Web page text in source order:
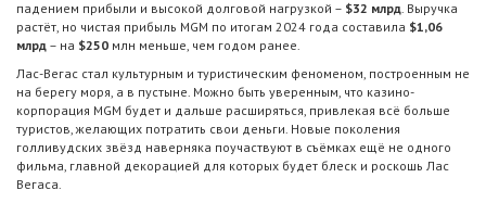
падением прибыли и высокой долговой нагрузкой – $32 млрд. Выручка
растёт, но чистая прибыль MGM по итогам 2024 года составила $1,06
млрд – на $250 млн меньше, чем годом ранее.
Лас-Вегас стал культурным и туристическим феноменом, построенным не
на берегу моря, а в пустыне. Можно быть уверенным, что казино-
корпорация MGM будет и дальше расширяться, привлекая всё больше
туристов, желающих потратить свои деньги. Новые поколения
голливудских звёзд наверняка поучаствуют в съёмках ещё не одного
фильма, главной декорацией для которых будет блеск и роскошь Лас
Вегаса.